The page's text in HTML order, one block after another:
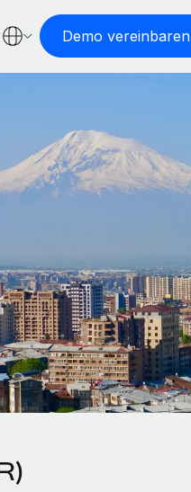
Demo vereinbaren